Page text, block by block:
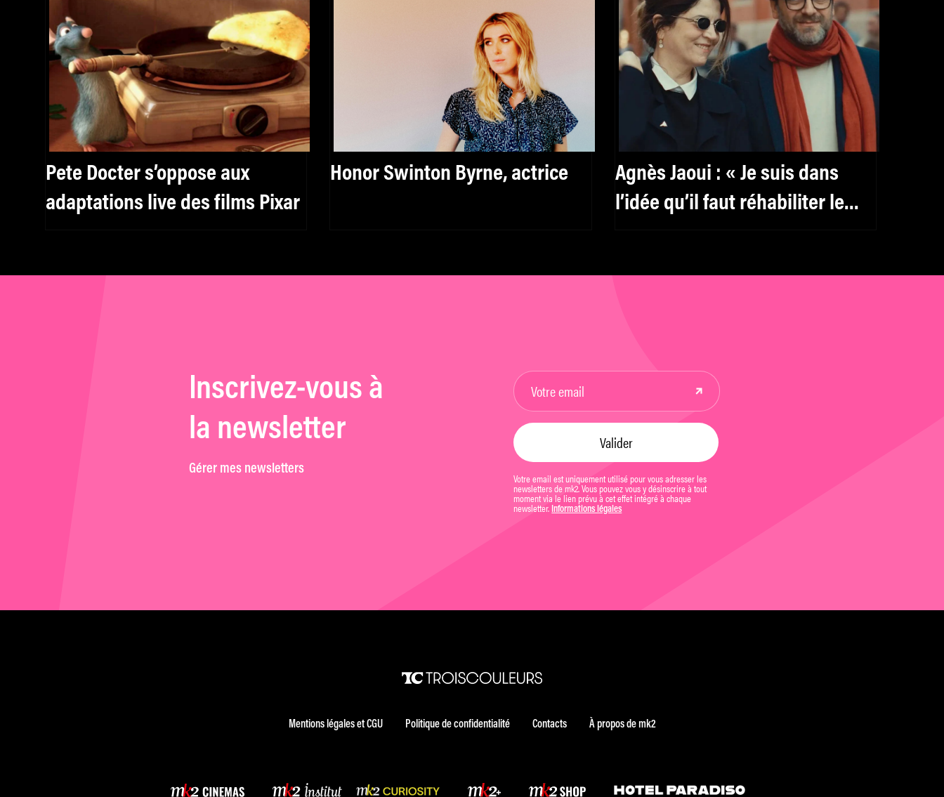
Pete Docter s’oppose aux
adaptations live des films Pixar
Honor Swinton Byrne, actrice
Agnès Jaoui : « Je suis dans
l’idée qu’il faut réhabiliter le
Inscrivez-vous à
la newsletter
Gérer mes newsletters
Votre email est uniquement utilisé pour vous adresser les
newsletters de mk2. Vous pouvez vous y désinscrire à tout
moment via le lien prévu à cet effet intégré à chaque
newsletter. Informations légales
Mentions légales et CGU Politique de confidentialité Contacts À propos de mk2